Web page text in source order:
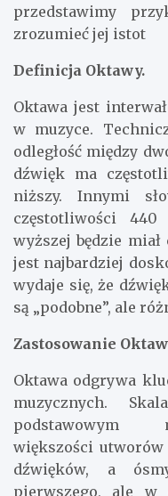
przedstawimy
zrozumieć jej istot
Definicja Oktawy.
Oktawa jest
w muzyce.
odległość między
dźwięk ma
niższy. Innymi
częstotliwości
wyższej będzie
jest najbardziej
wydaje się, że
są „podobne”, ale
Zastosowanie
Oktawa odgrywa
muzycznych.
podstawowym
większości utworów
dźwięków, a
pierwszego, ale w